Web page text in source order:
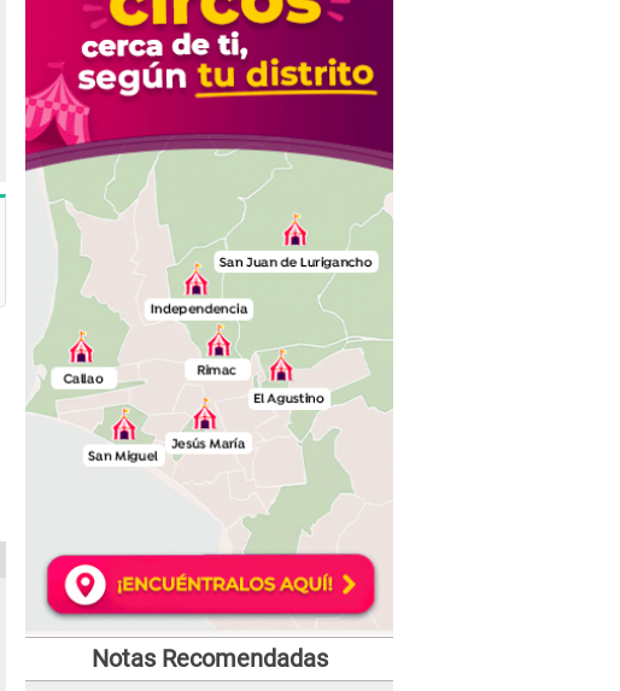
Notas Recomendadas